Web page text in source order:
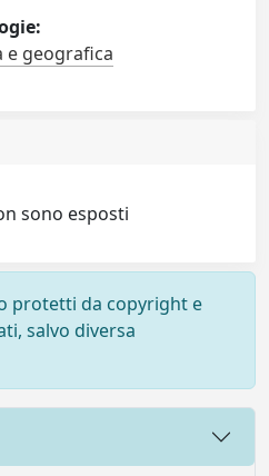
e geografica
sono esposti
protetti da copyright e
salvo diversa